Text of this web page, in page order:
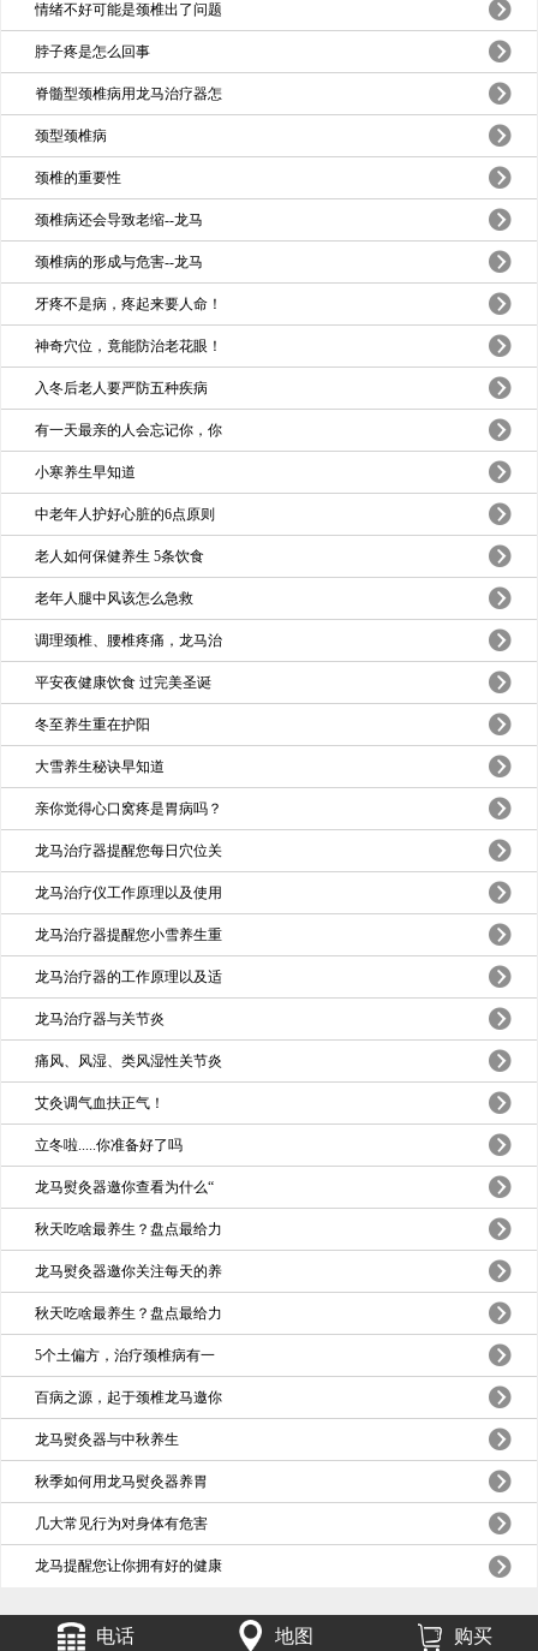
情绪不好可能是颈椎出了问题
脖子疼是怎么回事
脊髓型颈椎病用龙马治疗器怎
颈型颈椎病
颈椎的重要性
颈椎病还会导致老缩--龙马
颈椎病的形成与危害--龙马
牙疼不是病，疼起来要人命！
神奇穴位，竟能防治老花眼！
入冬后老人要严防五种疾病
有一天最亲的人会忘记你，你
小寒养生早知道
中老年人护好心脏的6点原则
老人如何保健养生 5条饮食
老年人腿中风该怎么急救
调理颈椎、腰椎疼痛，龙马治
平安夜健康饮食 过完美圣诞
冬至养生重在护阳
大雪养生秘诀早知道
亲你觉得心口窝疼是胃病吗？
龙马治疗器提醒您每日穴位关
龙马治疗仪工作原理以及使用
龙马治疗器提醒您小雪养生重
龙马治疗器的工作原理以及适
龙马治疗器与关节炎
痛风、风湿、类风湿性关节炎
艾灸调气血扶正气！
立冬啦.....你准备好了吗
龙马熨灸器邀你查看为什么“
秋天吃啥最养生？盘点最给力
龙马熨灸器邀你关注每天的养
秋天吃啥最养生？盘点最给力
5个土偏方，治疗颈椎病有一
百病之源，起于颈椎龙马邀你
龙马熨灸器与中秋养生
秋季如何用龙马熨灸器养胃
几大常见行为对身体有危害
龙马提醒您让你拥有好的健康
电话 地图 购买